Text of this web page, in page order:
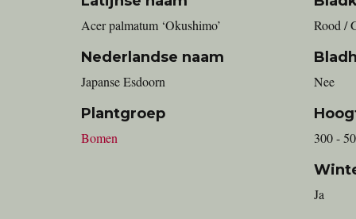
Acer palmatum ‘Okushimo’
Nederlandse naam
Japanse Esdoorn
Plantgroep
Bomen
Rood /
Nee
300 -
Ja